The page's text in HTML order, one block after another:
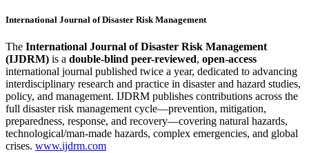
International Journal of Disaster Risk Management
The International Journal of Disaster Risk Management
(IJDRM) is a double-blind peer-reviewed, open-access
international journal published twice a year, dedicated to advancing
interdisciplinary research and practice in disaster and hazard studies,
policy, and management. IJDRM publishes contributions across the
full disaster risk management cycle—prevention, mitigation,
preparedness, response, and recovery—covering natural hazards,
technological/man-made hazards, complex emergencies, and global
crises. www.ijdrm.com